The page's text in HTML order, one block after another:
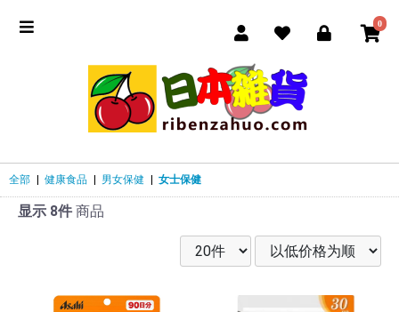
0
全部 健康食品 男女保健 女士保健
显示 8件 商品